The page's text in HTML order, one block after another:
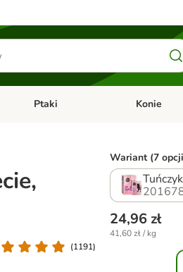
zwierzęta
Otwórz menu kategorii: Akwarystyka
Ptaki Otwórz
Konie
(1191)
Wariant (7
24,96 zł
41,60 zł / kg